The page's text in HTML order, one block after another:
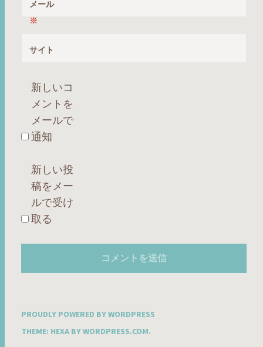
メール
※
サイト
新しいコ
メントを
メールで
通知
新しい投
稿をメー
ルで受け
取る
PROUDLY POWERED BY WORDPRESS
THEME: HEXA BYWORDPRESS.COM.